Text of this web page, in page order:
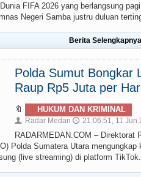
FIFA 2026 yang berlangsung
Negeri Samba justru duluan
Berita Selengkapnya
Polda Sumut Bongkar
Raup Rp5 Juta per
🔖 HUKUM DAN KRIMINAL
👤 Radar Medan 🕔 21:06:51, 11 Jun
RADARMEDAN.COM – Direktorat
Polda Sumatera Utara
(live streaming) di platform